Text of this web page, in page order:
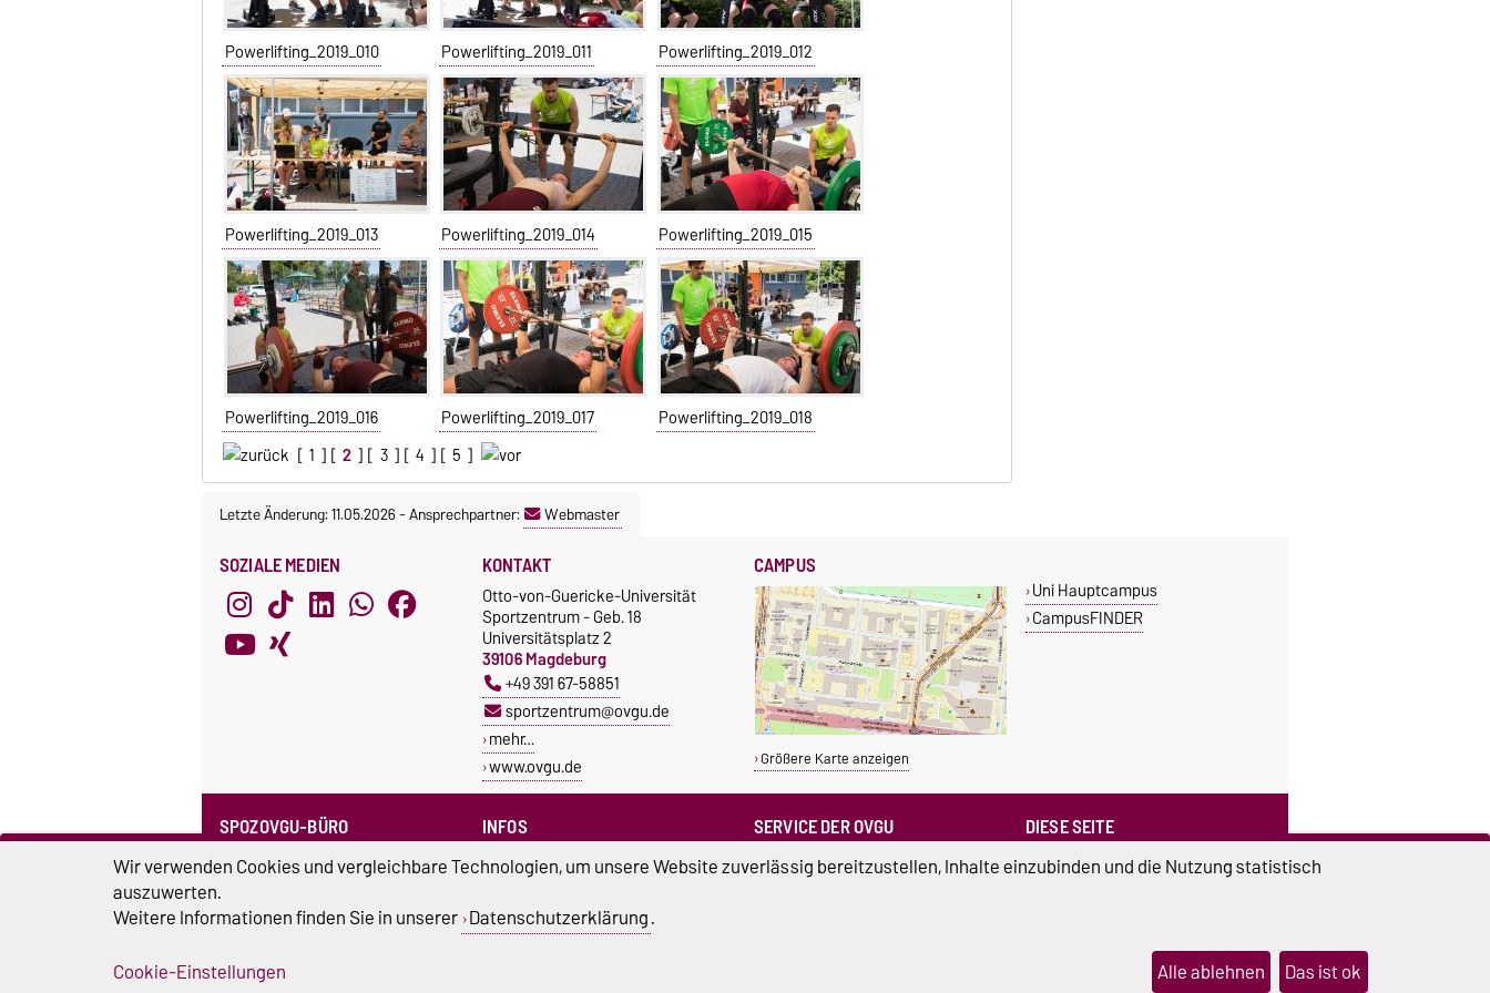
Powerlifting_2019_010 Powerlifting_2019_011 Powerlifting_2019_012
Powerlifting_2019_013 Powerlifting_2019_014 Powerlifting_2019_015
Powerlifting_2019_016 Powerlifting_2019_017
Powerlifting_2019_018
[ 1 ] [ 2 ] [ 3 ] [ 4 ] [ 5 ]
Letzte Änderung: 11.05.2026-Ansprechpartner: Webmaster
SOZIALE MEDIEN KONTAKT
Otto-von-Guericke-Universität
Sportzentrum - Geb. 18
Universitätsplatz 2
39106 Magdeburg
+49 391 67-58851
sportzentrum@ovgu.de
mehr…
www.ovgu.de
CAMPUS
Größere Karte anzeigen
Uni Hauptcampus
CampusFINDER
SPOZOVGU-BÜRO
Sprechzeiten
INFOS
Campus Service Center
Studentenwerk
Studierendenrat
Sportreferent der Uni
SERVICE DER OVGU
Infopoint & Fundbüro
+49 391 67-54444
DIESE SEITE
Vorlesen
Wir verwenden Cookies und vergleichbare Technologien, um unsere Website zuverlässig bereitzustellen, Inhalte einzubinden und die Nutzung statistisch
auszuwerten.
Weitere Informationen finden Sie in unserer Datenschutzerklärung.
Cookie-Einstellungen
Alle ablehnen Das ist ok